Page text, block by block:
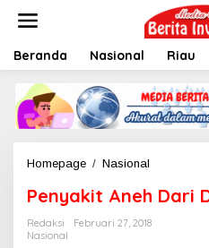
t
Beranda Nasional Riau
Homepage / Nasional
n
a
Penyakit Aneh Dari
Redaksi
Februari 27, 2018
Nasional